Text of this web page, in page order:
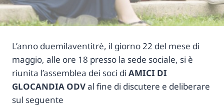
L’anno duemilaventitrè, il giorno 22 del mese di
maggio, alle ore 18 presso la sede sociale, si è
riunita l’assemblea dei soci di AMICI DI
GLOCANDIA ODVal fine di discutere e deliberare
sul seguente